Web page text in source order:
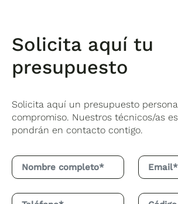
Solicita aquí tu
presupuesto
Solicita aquí un presupuesto
compromiso. Nuestros técnicos/as
pondrán en contacto contigo.